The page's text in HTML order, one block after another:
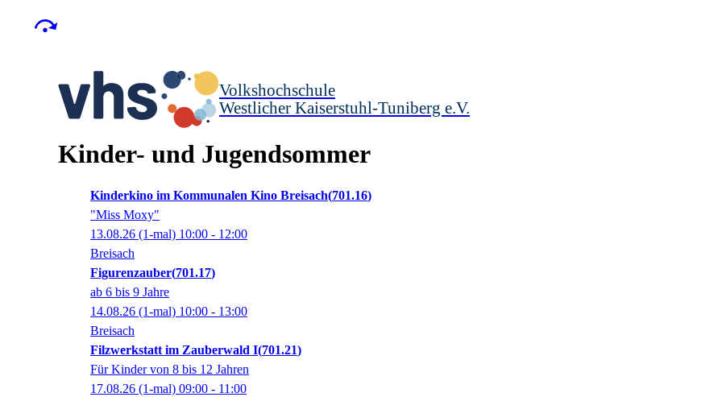
Volkshochschule
Westlicher Kaiserstuhl-Tuniberg e.V.
Kinder- und Jugendsommer
Kinderkino im Kommunalen Kino Breisach 701.16
"Miss Moxy"
13.08.26 (1-mal) 10:00 - 12:00
Breisach
Figurenzauber 701.17
ab 6 bis 9 Jahre
14.08.26 (1-mal) 10:00 - 13:00
Breisach
Filzwerkstatt im Zauberwald I 701.21
Für Kinder von 8 bis 12 Jahren
17.08.26 (1-mal) 09:00 - 11:00